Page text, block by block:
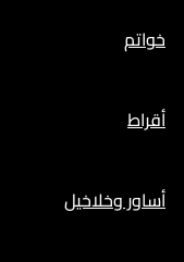
خواتم
أقراط
أساور وخلاخيل